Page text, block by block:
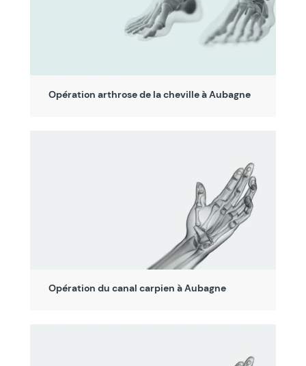
Opération arthrose de la cheville à Aubagne
Opération du canal carpien à Aubagne